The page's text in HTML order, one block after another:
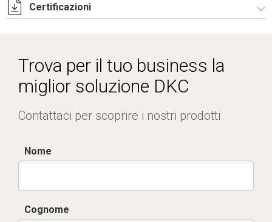
Certificazioni
IMQ_EM568 sistemi rigidi zincati filettabili.pdf
IMQ_EM569 sistemi rigidi zincati non filettabili.pdf
Trova per il tuo business la
miglior soluzione DKC
Contattaci per scoprire i nostri prodotti
Nome
Cognome